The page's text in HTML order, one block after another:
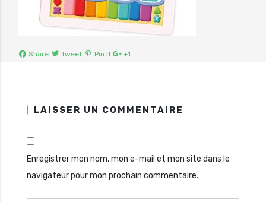
Share Tweet Pin It +1
LAISSER UN COMMENTAIRE
Enregistrer mon nom, mon e-mail et mon site dans le
navigateur pour mon prochain commentaire.